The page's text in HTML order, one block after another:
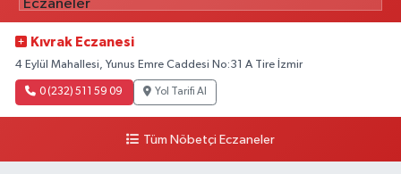
Kıvrak Eczanesi
4 Eylül Mahallesi, Yunus Emre Caddesi No:31 A Tire İzmir
0 (232) 511 59 09 Yol Tarifi Al
Tüm Nöbetçi Eczaneler